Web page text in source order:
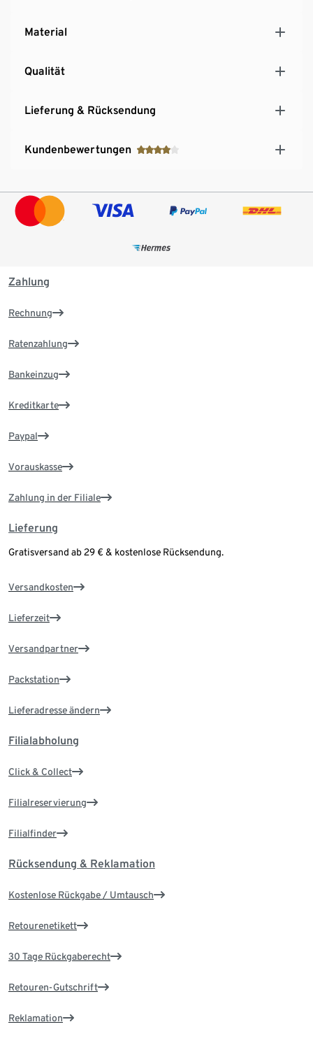
Material
Qualität
Lieferung & Rücksendung
Kundenbewertungen
Zahlung
Rechnung
Ratenzahlung
Bankeinzug
Kreditkarte
Paypal
Vorauskasse
Zahlung in der Filiale
Lieferung
Gratisversand ab 29 € & kostenlose Rücksendung.
Versandkosten
Lieferzeit
Versandpartner
Packstation
Lieferadresse ändern
Filialabholung
Click & Collect
Filialreservierung
Filialfinder
Rücksendung & Reklamation
Kostenlose Rückgabe / Umtausch
Retourenetikett
30 Tage Rückgaberecht
Retouren-Gutschrift
Reklamation